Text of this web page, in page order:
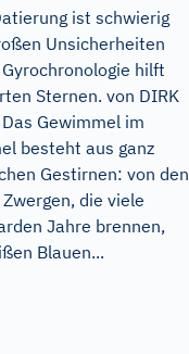
ist schwierig
Unsicherheiten
hilft
Sternen. von DIRK
Das Gewimmel im
besteht aus ganz
Gestirnen: von den
die viele
Jahre brennen,
Blauen...